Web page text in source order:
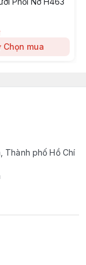
Chọn mua
Thành phố Hồ Chí